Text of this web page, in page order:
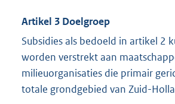
Artikel 3 Doelgroep
Subsidies als bedoeld in artikel 2
worden verstrekt aan
milieuorganisaties die primair
totale grondgebied van Zuid-